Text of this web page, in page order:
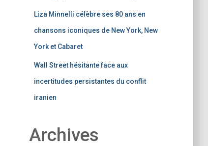
Liza Minnelli célèbre ses 80 ans en
chansons iconiques de New York, New
York et Cabaret
Wall Street hésitante face aux
incertitudes persistantes du conflit
iranien
Archives